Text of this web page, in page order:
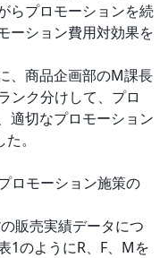
らプロモーションを続
ーション費用対効果を
、商品企画部のM課長
ンク分けして、プロ
適切なプロモーション
。
ロモーション施策の
販売実績データにつ
1のようにR、F、Mを